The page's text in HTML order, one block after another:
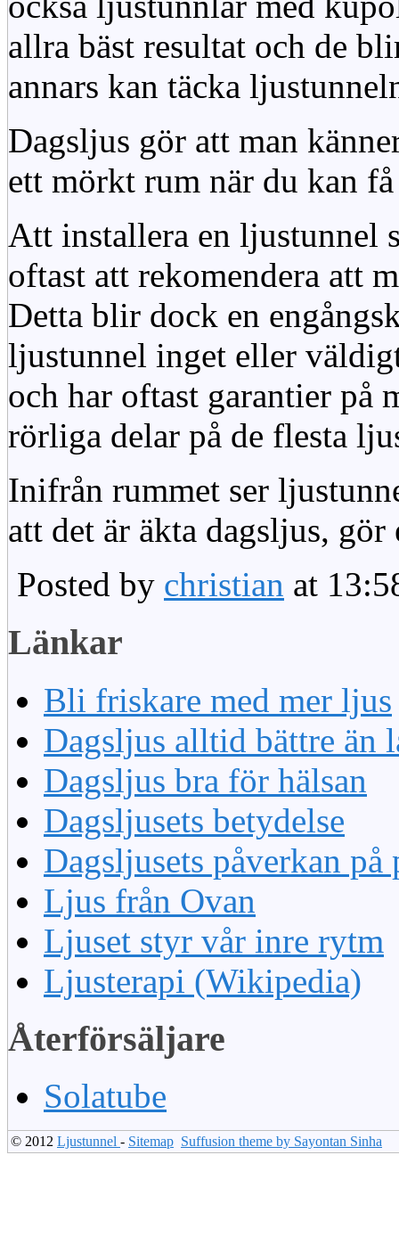
allra bäst resultat och de
annars kan täcka
Dagsljus gör att man
ett mörkt rum när du kan
Att installera en ljustunnel
oftast att rekomendera att
Detta blir dock en
ljustunnel inget eller
och har oftast garantier på
rörliga delar på de flesta
Inifrån rummet ser
att det är äkta dagsljus,
Posted by christian at
Länkar
Bli friskare med mer ljus
Dagsljus alltid bättre än
Dagsljus bra för hälsan
Dagsljusets betydelse
Dagsljusets påverkan på
Ljus från Ovan
Ljuset styr vår inre rytm
Ljusterapi (Wikipedia)
Återförsäljare
Solatube
© 2012 Ljustunnel - Sitemap Suffusion theme by Sayontan Sinha